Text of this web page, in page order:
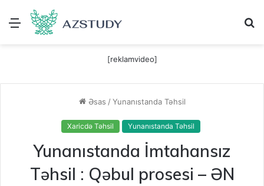
Menu
[reklamvideo]
Əsas / Yunanıstanda Təhsil
Xaricdə Təhsil Yunanıstanda Təhsil
Yunanıstanda İmtahansız
Təhsil : Qəbul prosesi – ƏN